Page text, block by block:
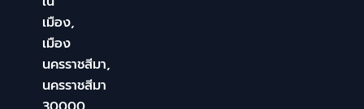
เมือง,
เมือง
นครราชสีมา,
นครราชสีมา